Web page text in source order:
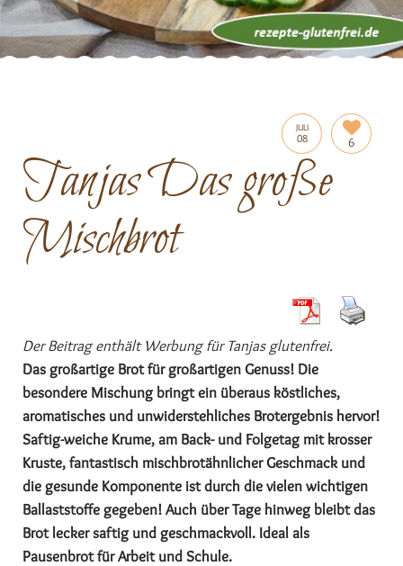
JULI
08 6
Tanjas Das große
Mischbrot
Der Beitrag enthält Werbung für Tanjas glutenfrei.
Das großartige Brot für großartigen Genuss! Die
besondere Mischung bringt ein überaus köstliches,
aromatisches und unwiderstehliches Brotergebnis hervor!
Saftig-weiche Krume, am Back- und Folgetag mit krosser
Kruste, fantastisch mischbrotähnlicher Geschmack und
die gesunde Komponente ist durch die vielen wichtigen
Ballaststoffe gegeben! Auch über Tage hinweg bleibt das
Brot lecker saftig und geschmackvoll. Ideal als
Pausenbrot für Arbeit und Schule.